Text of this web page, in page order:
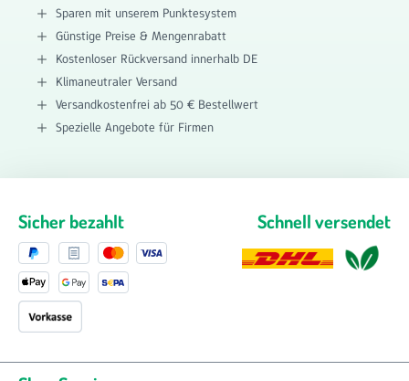
Sparen mit unserem Punktesystem
Günstige Preise & Mengenrabatt
Kostenloser Rückversand innerhalb DE
Klimaneutraler Versand
Versandkostenfrei ab 50 € Bestellwert
Spezielle Angebote für Firmen
Sicher bezahlt Schnell versendet